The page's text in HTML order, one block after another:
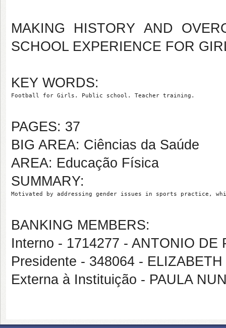
MAKING HISTORY AND
SCHOOL EXPERIENCE FOR
KEY WORDS:
Football for Girls. Public school. Teacher training.
PAGES: 37
BIG AREA: Ciências da Saúde
AREA: Educação Física
SUMMARY:
Motivated by addressing gender issues in sports practice,
BANKING MEMBERS:
Interno - 1714277 - ANTONIO DE
Presidente - 348064 -
Externa à Instituição - PAULA